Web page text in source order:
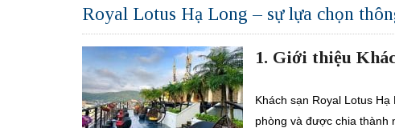
Royal Lotus Hạ Long – sự lựa chọn
1. Giới thiệu
Khách sạn Royal Lotus
phòng và được chia thành